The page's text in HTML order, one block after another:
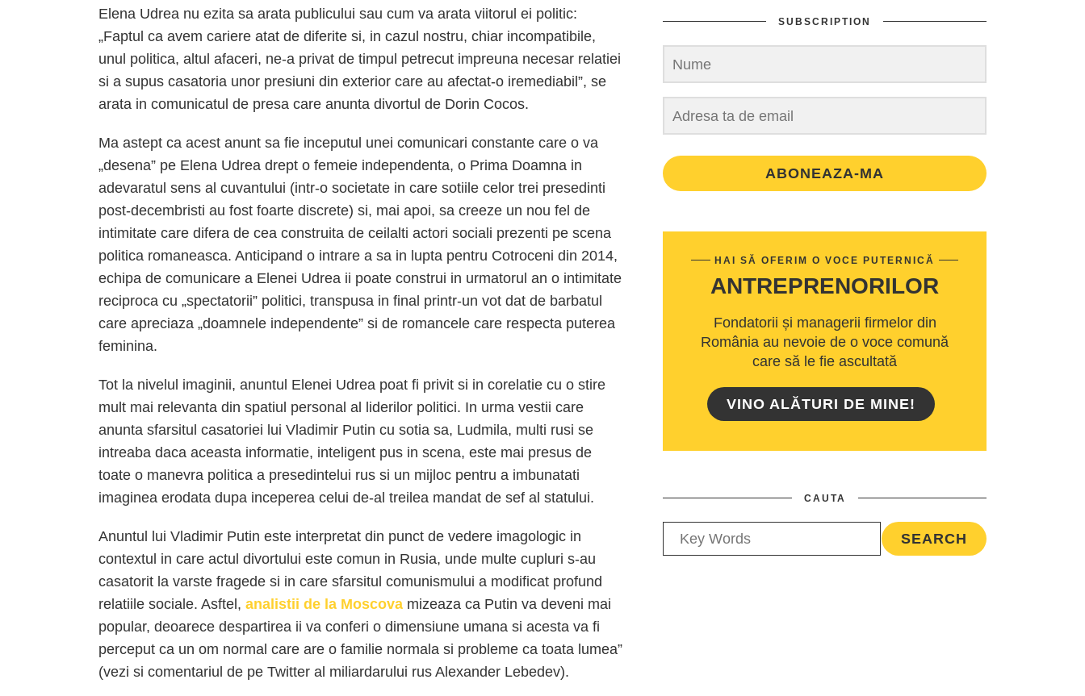
Elena Udrea nu ezita sa arata publicului sau cum va arata viitorul ei politic:
„Faptul ca avem cariere atat de diferite si, in cazul nostru, chiar incompatibile,
unul politica, altul afaceri, ne-a privat de timpul petrecut impreuna necesar relatiei
si a supus casatoria unor presiuni din exterior care au afectat-o iremediabil”, se
arata in comunicatul de presa care anunta divortul de Dorin Cocos.
Ma astept ca acest anunt sa fie inceputul unei comunicari constante care o va
„desena” pe Elena Udrea drept o femeie independenta, o Prima Doamna in
adevaratul sens al cuvantului (intr-o societate in care sotiile celor trei presedinti
post-decembristi au fost foarte discrete) si, mai apoi, sa creeze un nou fel de
intimitate care difera de cea construita de ceilalti actori sociali prezenti pe scena
politica romaneasca. Anticipand o intrare a sa in lupta pentru Cotroceni din 2014,
echipa de comunicare a Elenei Udrea ii poate construi in urmatorul an o intimitate
reciproca cu „spectatorii” politici, transpusa in final printr-un vot dat de barbatul
care apreciaza „doamnele independente” si de romancele care respecta puterea
feminina.
Tot la nivelul imaginii, anuntul Elenei Udrea poat fi privit si in corelatie cu o stire
mult mai relevanta din spatiul personal al liderilor politici. In urma vestii care
anunta sfarsitul casatoriei lui Vladimir Putin cu sotia sa, Ludmila, multi rusi se
intreaba daca aceasta informatie, inteligent pus in scena, este mai presus de
toate o manevra politica a presedintelui rus si un mijloc pentru a imbunatati
imaginea erodata dupa inceperea celui de-al treilea mandat de sef al statului.
Anuntul lui Vladimir Putin este interpretat din punct de vedere imagologic in
contextul in care actul divortului este comun in Rusia, unde multe cupluri s-au
casatorit la varste fragede si in care sfarsitul comunismului a modificat profund
relatiile sociale. Asftel, analistii de la Moscova mizeaza ca Putin va deveni mai
popular, deoarece despartirea ii va conferi o dimensiune umana si acesta va fi
perceput ca un om normal care are o familie normala si probleme ca toata lumea”
(vezi si comentariul de pe Twitter al miliardarului rus Alexander Lebedev).
SUBSCRIPTION
ABONEAZA-MA
HAI SĂ OFERIM O VOCE PUTERNICĂ
ANTREPRENORILOR
Fondatorii și managerii firmelor din
România au nevoie de o voce comună
care să le fie ascultată
VINO ALĂTURI DE MINE!
CAUTA